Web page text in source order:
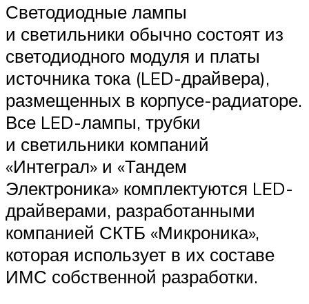
Светодиодные лампы
и светильники обычно состоят из
светодиодного модуля и платы
источника тока (LED-драйвера),
размещенных в корпусе-радиаторе.
Все LED-лампы, трубки
и светильники компаний
«Интеграл» и «Тандем
Электроника» комплектуются LED-
драйверами, разработанными
компанией СКТБ «Микроника»,
которая использует в их составе
ИМС собственной разработки.